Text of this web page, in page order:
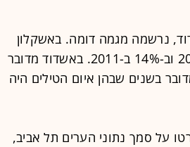
נרשמה מגמה דומה. באשקלון
עלו מחירי הדירות ב-10% ב-2009, ב-16% ב-2010 וב-14% ב-2011. באשדוד מדובר
נזכיר שמדובר בשנים שבהן איום הטילים היה
על סמך נתוני הערים תל אביב,